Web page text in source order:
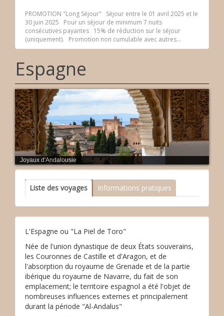
PROMOTION "Long Séjour" Séjour entre le 01 avril 2025 et le
30 juin 2025 Pour un séjour de minimum 7 nuits
consécutives payantes 15% de réduction sur le séjour
(uniquement). Promotion non cumulable avec autres...
Espagne
Joyaux d'Andalousie
Liste des voyages Informations pratiques
L'Espagne ou "La Piel de Toro"
Née de l'union dynastique de deux États souverains,
les Couronnes de Castille et d'Aragon, et de
l'absorption du royaume de Grenade et de la partie
ibérique du royaume de Navarre, du fait de son
emplacement; le territoire espagnol a été l'objet de
nombreuses influences externes et principalement
durant la période "Al-Andalus"